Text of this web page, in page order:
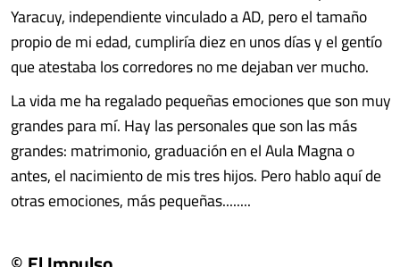
Yaracuy, independiente vinculado a AD, pero el tamaño
propio de mi edad, cumpliría diez en unos días y el gentío
que atestaba los corredores no me dejaban ver mucho.
La vida me ha regalado pequeñas emociones que son muy
grandes para mí. Hay las personales que son las más
grandes: matrimonio, graduación en el Aula Magna o
antes, el nacimiento de mis tres hijos. Pero hablo aquí de
otras emociones, más pequeñas........